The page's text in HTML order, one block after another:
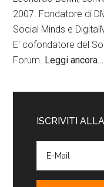
2007. Fondatore di
Social Minds e
E' cofondatore del
Forum. Leggi ancora…
ISCRIVITI